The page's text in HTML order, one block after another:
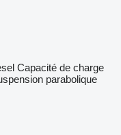
Capacité de charge
parabolique